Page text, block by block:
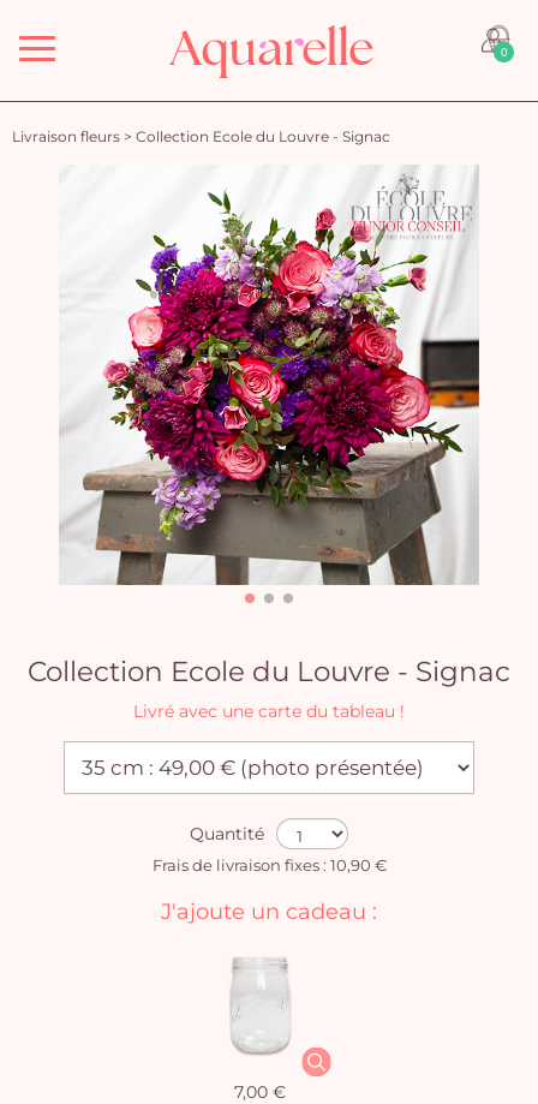
Menu 0
Livraison fleurs > Collection Ecole du Louvre - Signac
Collection Ecole du Louvre - Signac
Livré avec une carte du tableau !
Quantité
Frais de livraison fixes : 10,90 €
J'ajoute un cadeau :
7,00 €